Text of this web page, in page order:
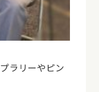
ラリーやピン